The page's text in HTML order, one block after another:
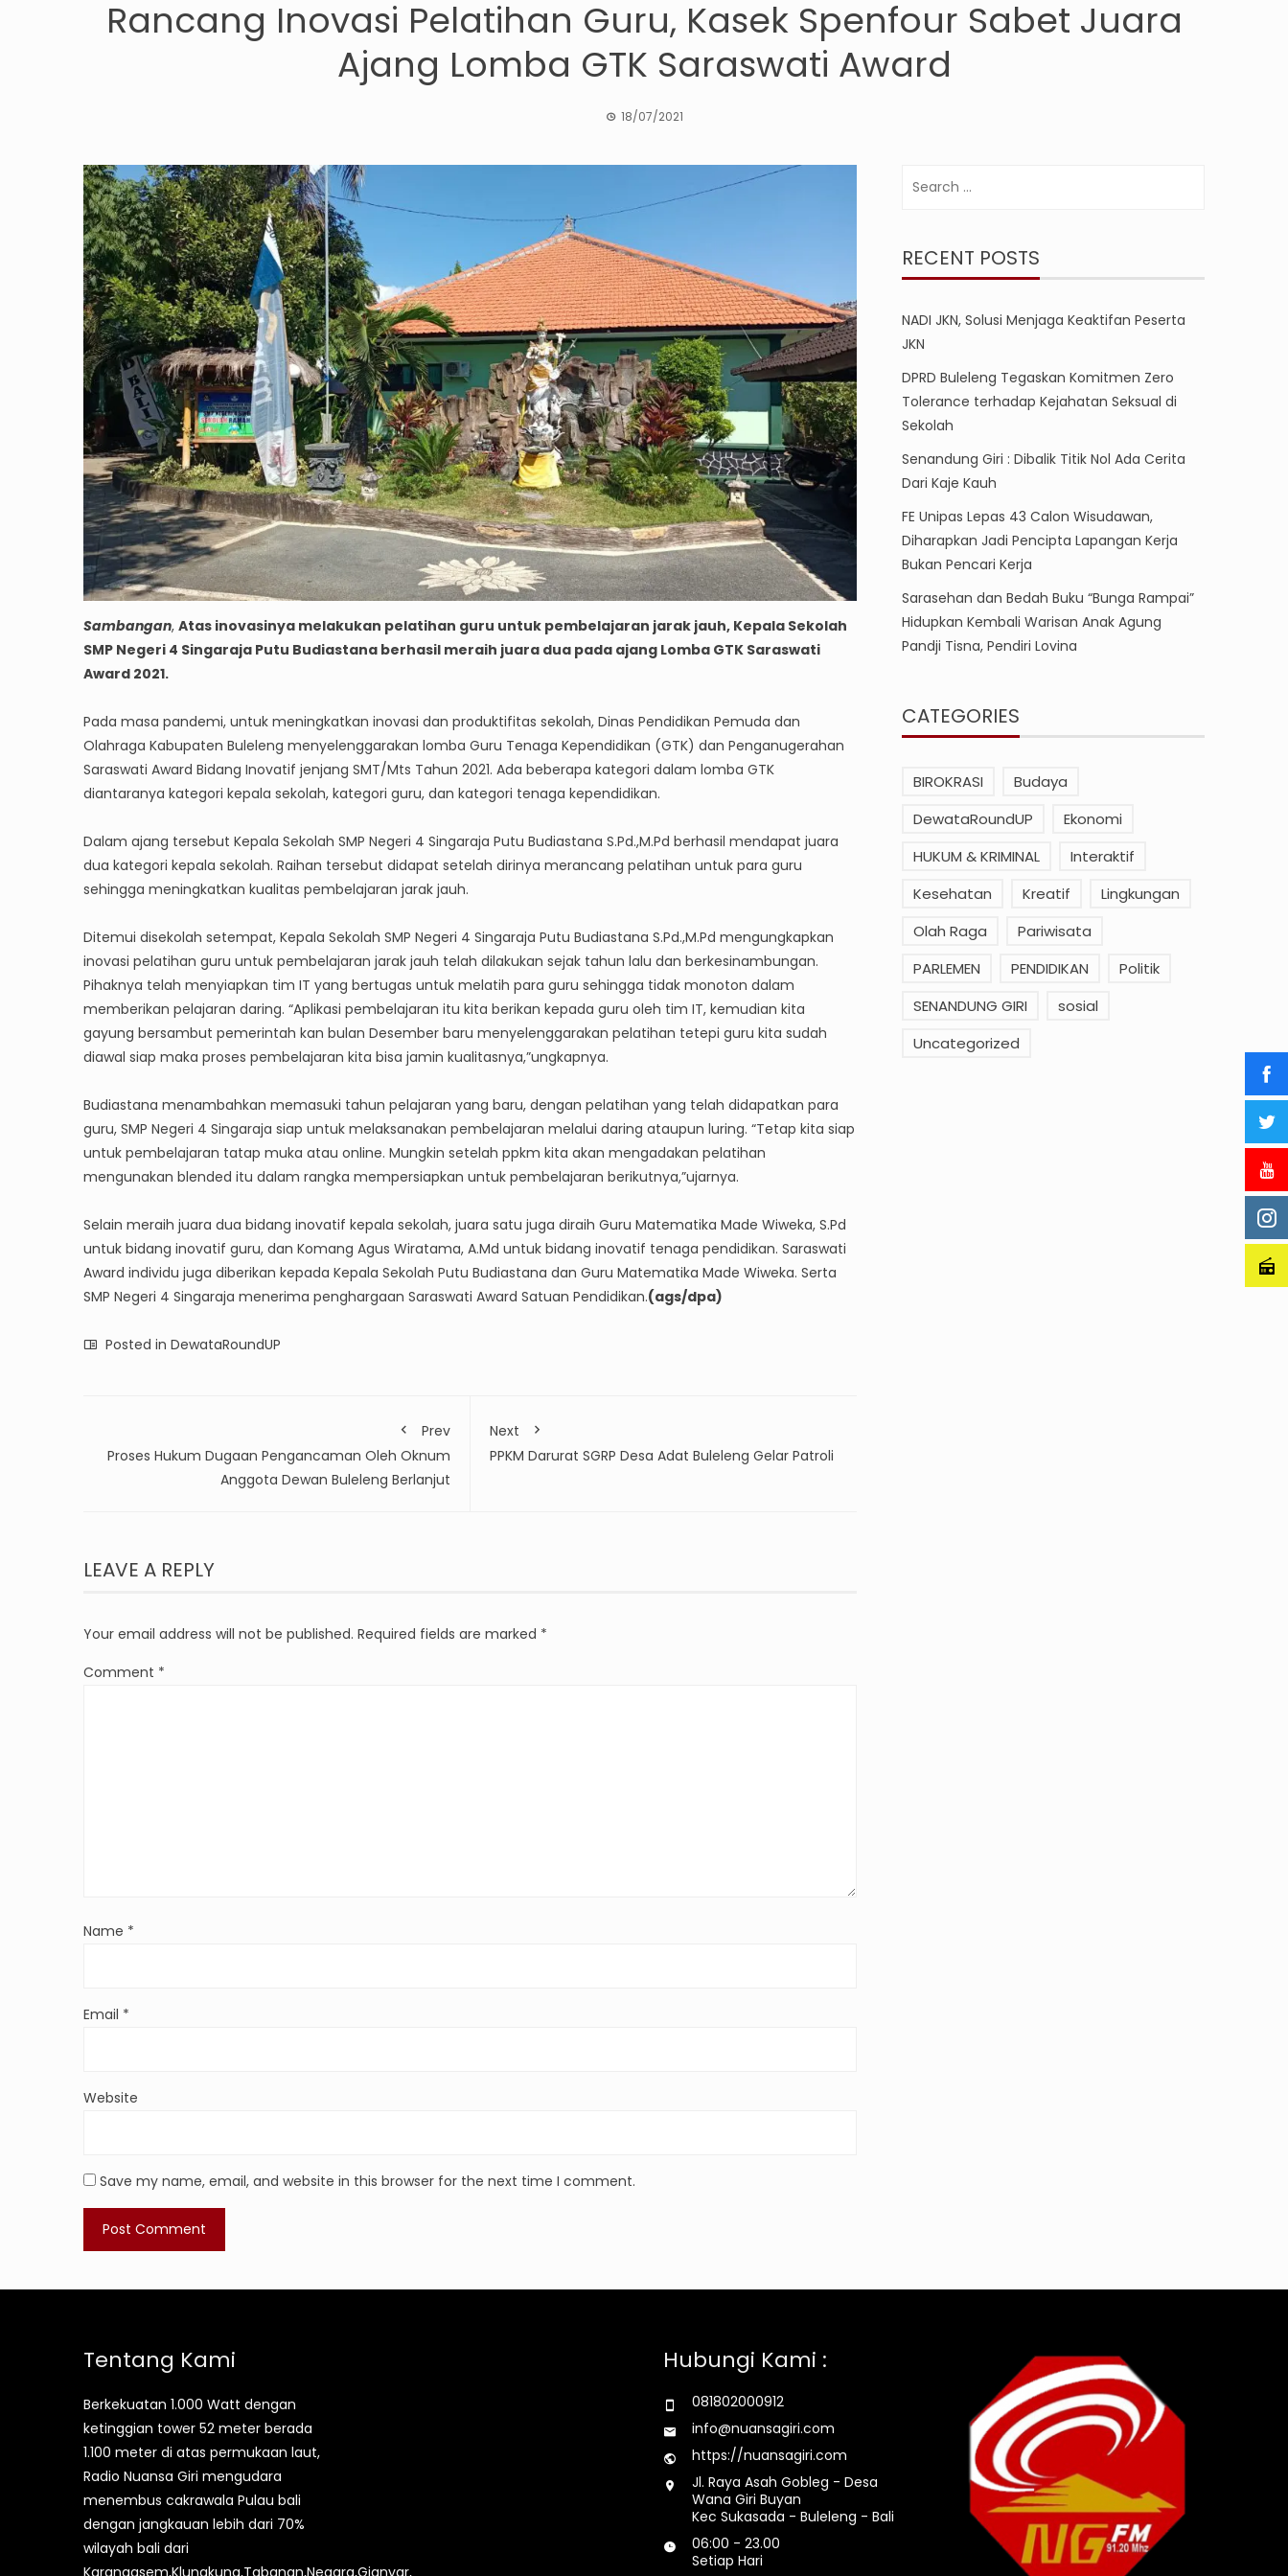
Rancang Inovasi Pelatihan Guru, Kasek Spenfour Sabet Juara
Ajang Lomba GTK Saraswati Award
18/07/2021
Sambangan, Atas inovasinya melakukan pelatihan guru untuk pembelajaran jarak jauh, Kepala Sekolah
SMP Negeri 4 Singaraja Putu Budiastana berhasil meraih juara dua pada ajang Lomba GTK Saraswati
Award 2021.
Pada masa pandemi, untuk meningkatkan inovasi dan produktifitas sekolah, Dinas Pendidikan Pemuda dan
Olahraga Kabupaten Buleleng menyelenggarakan lomba Guru Tenaga Kependidikan (GTK) dan Penganugerahan
Saraswati Award Bidang Inovatif jenjang SMT/Mts Tahun 2021. Ada beberapa kategori dalam lomba GTK
diantaranya kategori kepala sekolah, kategori guru, dan kategori tenaga kependidikan.
Dalam ajang tersebut Kepala Sekolah SMP Negeri 4 Singaraja Putu Budiastana S.Pd.,M.Pd berhasil mendapat juara
dua kategori kepala sekolah. Raihan tersebut didapat setelah dirinya merancang pelatihan untuk para guru
sehingga meningkatkan kualitas pembelajaran jarak jauh.
Ditemui disekolah setempat, Kepala Sekolah SMP Negeri 4 Singaraja Putu Budiastana S.Pd.,M.Pd mengungkapkan
inovasi pelatihan guru untuk pembelajaran jarak jauh telah dilakukan sejak tahun lalu dan berkesinambungan.
Pihaknya telah menyiapkan tim IT yang bertugas untuk melatih para guru sehingga tidak monoton dalam
memberikan pelajaran daring. “Aplikasi pembelajaran itu kita berikan kepada guru oleh tim IT, kemudian kita
gayung bersambut pemerintah kan bulan Desember baru menyelenggarakan pelatihan tetepi guru kita sudah
diawal siap maka proses pembelajaran kita bisa jamin kualitasnya,”ungkapnya.
Budiastana menambahkan memasuki tahun pelajaran yang baru, dengan pelatihan yang telah didapatkan para
guru, SMP Negeri 4 Singaraja siap untuk melaksanakan pembelajaran melalui daring ataupun luring. “Tetap kita siap
untuk pembelajaran tatap muka atau online. Mungkin setelah ppkm kita akan mengadakan pelatihan
mengunakan blended itu dalam rangka mempersiapkan untuk pembelajaran berikutnya,”ujarnya.
Selain meraih juara dua bidang inovatif kepala sekolah, juara satu juga diraih Guru Matematika Made Wiweka, S.Pd
untuk bidang inovatif guru, dan Komang Agus Wiratama, A.Md untuk bidang inovatif tenaga pendidikan. Saraswati
Award individu juga diberikan kepada Kepala Sekolah Putu Budiastana dan Guru Matematika Made Wiweka. Serta
SMP Negeri 4 Singaraja menerima penghargaan Saraswati Award Satuan Pendidikan.(ags/dpa)
Posted in DewataRoundUP
Prev
Proses Hukum Dugaan Pengancaman Oleh Oknum
Anggota Dewan Buleleng Berlanjut
Next
PPKM Darurat SGRP Desa Adat Buleleng Gelar Patroli
LEAVE A REPLY
Your email address will not be published. Required fields are marked *
Comment *
Name *
Email *
Website
Save my name, email, and website in this browser for the next time I comment.
RECENT POSTS
NADI JKN, Solusi Menjaga Keaktifan Peserta
JKN
DPRD Buleleng Tegaskan Komitmen Zero
Tolerance terhadap Kejahatan Seksual di
Sekolah
Senandung Giri : Dibalik Titik Nol Ada Cerita
Dari Kaje Kauh
FE Unipas Lepas 43 Calon Wisudawan,
Diharapkan Jadi Pencipta Lapangan Kerja
Bukan Pencari Kerja
Sarasehan dan Bedah Buku “Bunga Rampai”
Hidupkan Kembali Warisan Anak Agung
Pandji Tisna, Pendiri Lovina
CATEGORIES
BIROKRASI
Budaya
DewataRoundUP
Ekonomi
HUKUM & KRIMINAL
Interaktif
Kesehatan
Kreatif
Lingkungan
Olah Raga
Pariwisata
PARLEMEN
PENDIDIKAN
Politik
SENANDUNG GIRI
sosial
Uncategorized
Tentang Kami
Berkekuatan 1.000 Watt dengan
ketinggian tower 52 meter berada
1.100 meter di atas permukaan laut,
Radio Nuansa Giri mengudara
menembus cakrawala Pulau bali
dengan jangkauan lebih dari 70%
wilayah bali dari
Hubungi Kami :
081802000912
info@nuansagiri.com
https://nuansagiri.com
Jl. Raya Asah Gobleg - Desa
Wana Giri Buyan
Kec Sukasada - Buleleng - Bali
06:00 - 23.00
Setiap Hari